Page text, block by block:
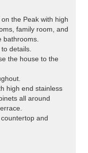
the Peak with high
family room, and
bathrooms.
details.
the house to the
high end stainless
all around
and